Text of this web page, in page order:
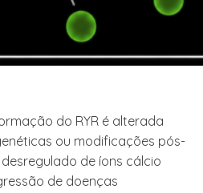
do RYR é alterada
ou modificações pós-
de íons cálcio
de doenças